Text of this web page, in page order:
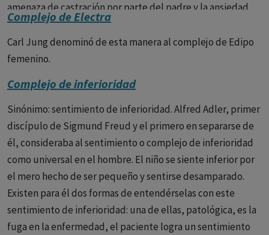
amenaza de castración por parte del padre y la ansiedad
que ella despierta, el niño renuncia al amor edípico a la
madre, se identifica entonces con el padre e incorpora a su
propio interior las prohibiciones de este, entrando en el
distinta. Cuando la niña descubre que su clítoris es inferior
al correspondiente órgano masculino, el pene, desarrolla
entonces un sentimiento de pérdida y una envidia del
pene. La madre que había sido antes objeto de su amor
pasa a ser odiada, le hace responsable de esta pérdida. La
niña se vuelve hacia el padre con la esperanza de que este
le dé un pene o un niño como sustitución del pene. La
amenaza que más tarde pesa sobre la niña y que le hace
renunciar al padre como objeto amoroso, no es el temor a
Complejo de Electra
Carl Jung denominó de esta manera al complejo de Edipo
femenino.
Complejo de inferioridad
Sinónimo: sentimiento de inferioridad. Alfred Adler, primer
discípulo de Sigmund Freud y el primero en separarse de
él, consideraba al sentimiento o complejo de inferioridad
como universal en el hombre. El niño se siente inferior por
el mero hecho de ser pequeño y sentirse desamparado.
Existen para él dos formas de entendérselas con este
sentimiento de inferioridad: una de ellas, patológica, es la
fuga en la enfermedad, el paciente logra un sentimiento